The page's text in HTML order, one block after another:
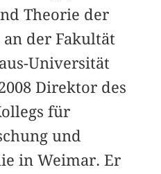
Theorie der
der Fakultät
Universität
Direktor des
für
und
in Weimar. Er